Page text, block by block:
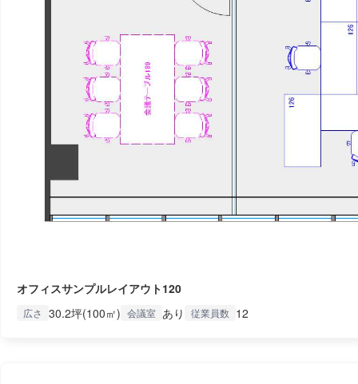
オフィスサンプルレイアウト120
広さ 30.2坪(100㎡) 会議室 あり 従業員数 12